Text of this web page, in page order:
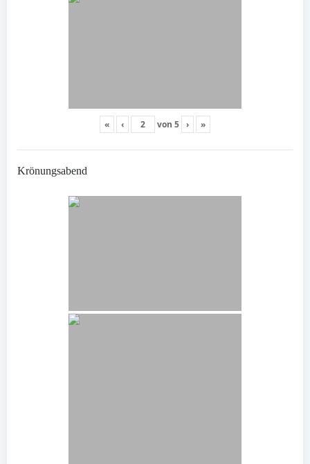
« ‹ von 5 › »
Krönungsabend